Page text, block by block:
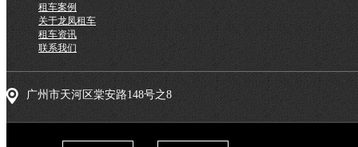
租车案例
关于龙凤租车
租车资讯
联系我们
广州市天河区棠安路148号之8